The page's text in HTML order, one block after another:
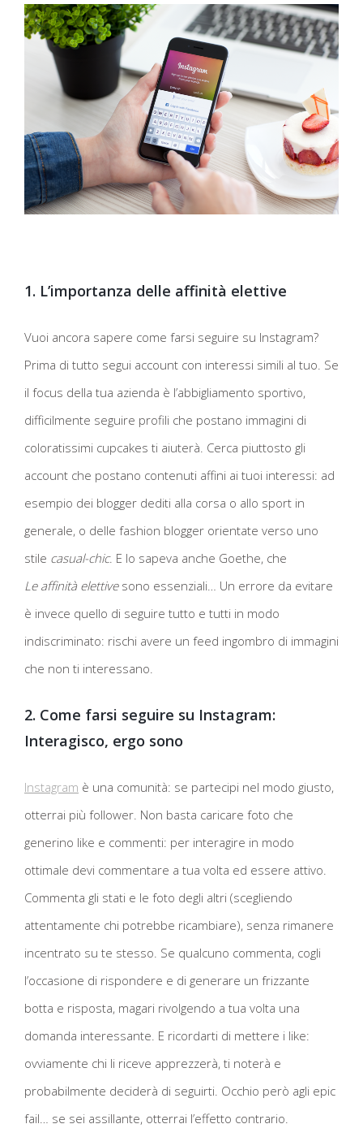
1. L’importanza delle affinità elettive
Vuoi ancora sapere come farsi seguire su Instagram?
Prima di tutto segui account con interessi simili al tuo. Se
il focus della tua azienda è l’abbigliamento sportivo,
difficilmente seguire profili che postano immagini di
coloratissimi cupcakes ti aiuterà. Cerca piuttosto gli
account che postano contenuti affini ai tuoi interessi: ad
esempio dei blogger dediti alla corsa o allo sport in
generale, o delle fashion blogger orientate verso uno
stile casual-chic. E lo sapeva anche Goethe, che
Le affinità elettivesono essenziali… Un errore da evitare
è invece quello di seguire tutto e tutti in modo
indiscriminato: rischi avere un feed ingombro di immagini
che non ti interessano.
2. Come farsi seguire su Instagram:
Interagisco, ergo sono
Instagram è una comunità: se partecipi nel modo giusto,
otterrai più follower. Non basta caricare foto che
generino like e commenti: per interagire in modo
ottimale devi commentare a tua volta ed essere attivo.
Commenta gli stati e le foto degli altri (scegliendo
attentamente chi potrebbe ricambiare), senza rimanere
incentrato su te stesso. Se qualcuno commenta, cogli
l’occasione di rispondere e di generare un frizzante
botta e risposta, magari rivolgendo a tua volta una
domanda interessante. E ricordarti di mettere i like:
ovviamente chi li riceve apprezzerà, ti noterà e
probabilmente deciderà di seguirti. Occhio però agli epic
fail… se sei assillante, otterrai l’effetto contrario.